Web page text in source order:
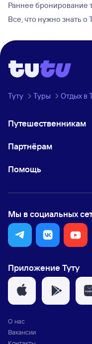
Раннее бронирование
Все, что нужно знать о
Туту Туры Отдых в
Путешественникам
Партнёрам
Помощь
Мы в социальных
Приложение Туту
О нас
Вакансии